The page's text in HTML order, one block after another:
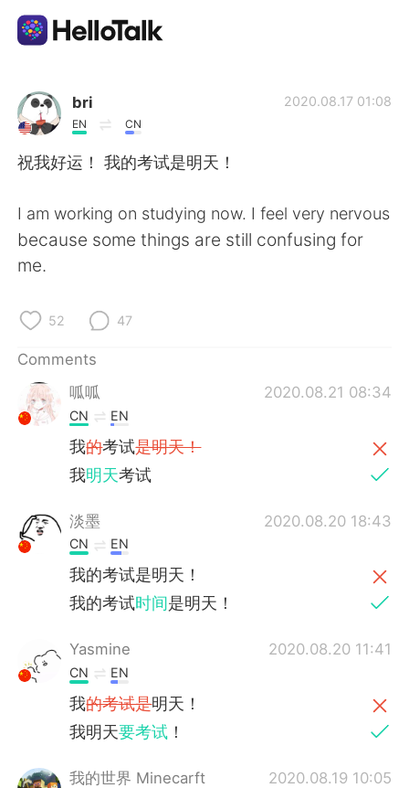
Language Exchange App
AI Grammar Checker
Español
Français
日本語
Русский
Türkçe
Português
bri
EN CN
2020.08.17 01:08
祝我好运！ 我的考试是明天！
I am working on studying now. I feel very nervous
because some things are still confusing for
me.
52 47
Comments
呱呱
2020.08.21 08:34
CN EN
我的考试是明天！
我明天考试
淡墨 2020.08.20 18:43
CN EN
我的考试是明天！
我的考试时间是明天！
Yasmine 2020.08.20 11:41
CN EN
我的考试是明天！
我明天要考试 ！
我的世界 Minecarft 2020.08.19 10:05